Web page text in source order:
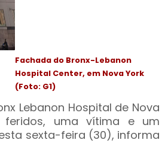
Fachada do Bronx-Lebanon
Hospital Center, em Nova York
(Foto: G1)
Lebanon Hospital de Nova
feridos, uma vítima e um
sexta-feira (30), informa